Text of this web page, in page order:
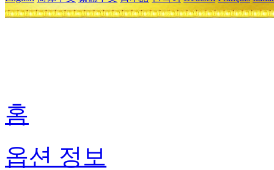
홈
옵션 정보